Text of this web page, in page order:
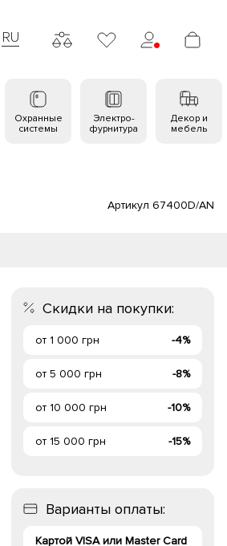
RU
Охранные
системы
Электро-
фурнитура
Декор и
мебель
Артикул 67400D/AN
Скидки на покупки:
от 1 000 грн -4%
от 5 000 грн -8%
от 10 000 грн -10%
от 15 000 грн -15%
Варианты оплаты:
Картой VISA или Master Card